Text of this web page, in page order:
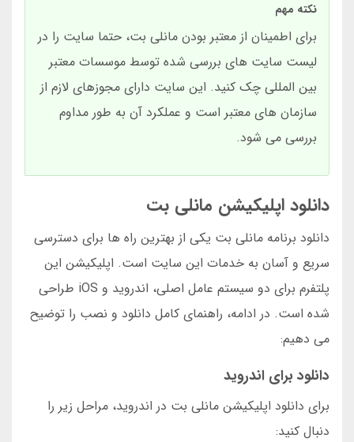
نکته مهم
برای اطمینان از معتبر بودن مانلی بت، حتما سایت را در
لیست سایت های بررسی شده توسط موسسات معتبر
بین المللی چک کنید. این سایت دارای مجوزهای لازم از
سازمان های معتبر است و عملکرد آن به طور مداوم
بررسی می شود.
دانلود اپلیکیشن مانلی بت
دانلود برنامه مانلی بت یکی از بهترین راه ها برای دسترسی
سریع و آسان به خدمات این سایت است. اپلیکیشن این
پلتفرم برای دو سیستم عامل اصلی، اندروید و iOS طراحی
شده است. در ادامه، راهنمای کامل دانلود و نصب را توضیح
می دهیم:
دانلود برای اندروید
برای دانلود اپلیکیشن مانلی بت در اندروید، مراحل زیر را
دنبال کنید: